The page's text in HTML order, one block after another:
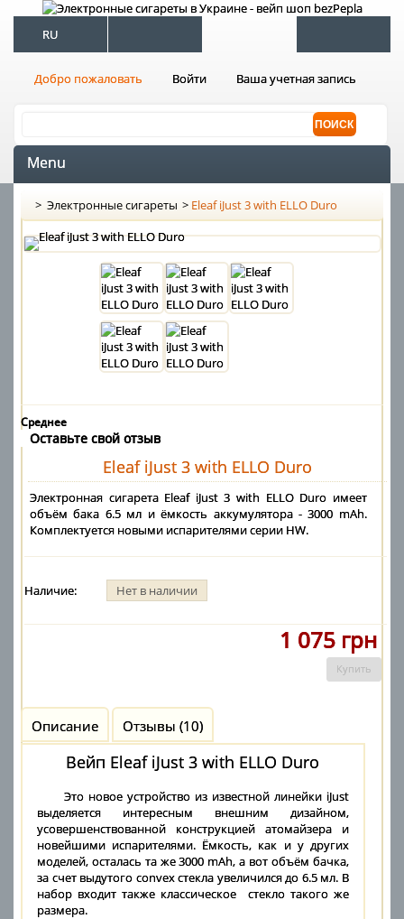
RU
Добро пожаловать Войти Ваша учетная запись
Menu
> Электронные сигареты > Eleaf iJust 3 with ELLO Duro
Среднее
Оставьте свой отзыв
Eleaf iJust 3 with ELLO Duro
Электронная сигарета Eleaf iJust 3 with ELLO Duro имеет
объём бака 6.5 мл и ёмкость аккумулятора - 3000 mAh.
Комплектуется новыми испарителями серии HW.
Наличие: Нет в наличии
1 075 грн
Купить
Описание Отзывы (10)
Вейп Eleaf iJust 3 with ELLO Duro
Это новое устройство из известной линейки iJust
выделяется интересным внешним дизайном,
усовершенствованной конструкцией атомайзера и
новейшими испарителями. Ёмкость, как и у других
моделей, осталась та же 3000 mAh, а вот объём бачка,
за счет выдутого convex стекла увеличился до 6.5 мл. В
набор входит также классическое стекло такого же
размера.